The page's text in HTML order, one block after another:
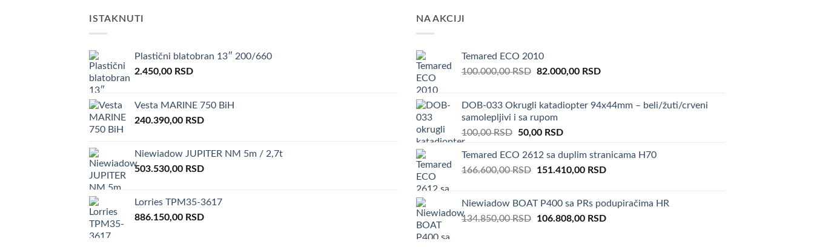
ISTAKNUTI
Plastični blatobran 13″ 200/660
2.450,00 RSD
Vesta MARINE 750 BiH
240.390,00 RSD
Niewiadow JUPITER NM 5m / 2,7t
503.530,00 RSD
Lorries TPM35-3617
886.150,00 RSD
NA AKCIJI
Temared ECO 2010
100.000,00RSD Original
100.000,00 RSD.
82.000,00 RSDCurrent
82.000,00 RSD.
DOB-033 Okrugli katadiopter 94x44mm – beli/žuti/crveni
samolepljivi i sa rupom
100,00RSD
Original
was:
100,00 RSD.
50,00 RSDCurrent
is:
50,00 RSD.
Temared ECO 2612 sa duplim stranicama H70
166.600,00RSD
Original
166.600,00 RSD.
151.410,00 RSDCurrent
151.410,00 RSD.
Niewiadow BOAT P400 sa PRs podupiračima HR
134.850,00RSD
Original
106.808,00 RSDCurrent